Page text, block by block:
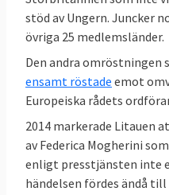
stöd av Ungern. Juncker
övriga 25 medlemsländer.
Den andra omröstningen
ensamt röstade emot
Europeiska rådets
2014 markerade Litauen
av Federica Mogherini
enligt presstjänsten inte
händelsen fördes ändå